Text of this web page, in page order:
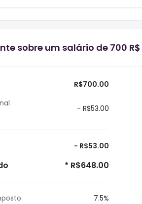
sobre um salário de 700
R$700.00
- R$53.00
- R$53.00
* R$648.00
7.5%